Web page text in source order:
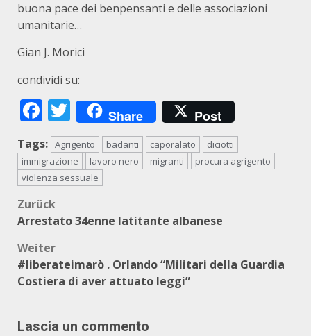
buona pace dei benpensanti e delle associazioni
umanitarie…
Gian J. Morici
condividi su:
Facebook
Twitter
Share Post
Tags: Agrigento badanti caporalato
diciotti
immigrazione
lavoro nero migranti
procura agrigento
violenza sessuale
Beitragsnavigation
Zurück
Arrestato 34enne latitante albanese
Weiter
#liberateimarò . Orlando “Militari della Guardia
Costiera di aver attuato leggi”
Lascia un commento